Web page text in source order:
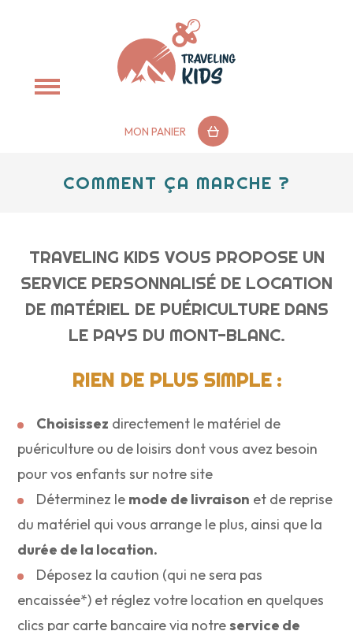
MON PANIER
COMMENT ÇA MARCHE ?
TRAVELING KIDS VOUS PROPOSE UN
SERVICE PERSONNALISÉ DE LOCATION
DE MATÉRIEL DE PUÉRICULTURE DANS
LE PAYS DU MONT-BLANC.
RIEN DE PLUS SIMPLE :
Choisissez directement le matériel de
puériculture ou de loisirs dont vous avez besoin
pour vos enfants sur notre site
Déterminez le mode de livraison et de reprise
du matériel qui vous arrange le plus, ainsi que la
durée de la location.
Déposez la caution (qui ne sera pas
encaissée*) et réglez votre location en quelques
clics par carte bancaire via notreservice de